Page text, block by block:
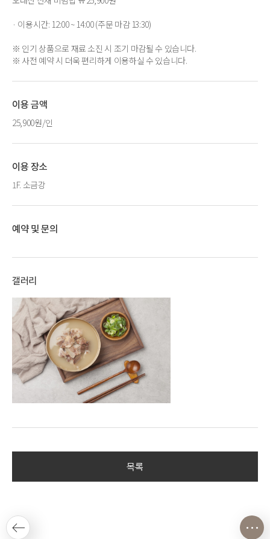
· 이용시간: 12:00 ~ 14:00 (주문 마감 13:30)
※ 인기 상품으로 재료 소진 시 조기 마감될 수 있습니다.
※ 사전 예약 시 더욱 편리하게 이용하실 수 있습니다.
이용 금액
25,900원/인
이용 장소
1F. 소금강
예약 및 문의
갤러리
목록